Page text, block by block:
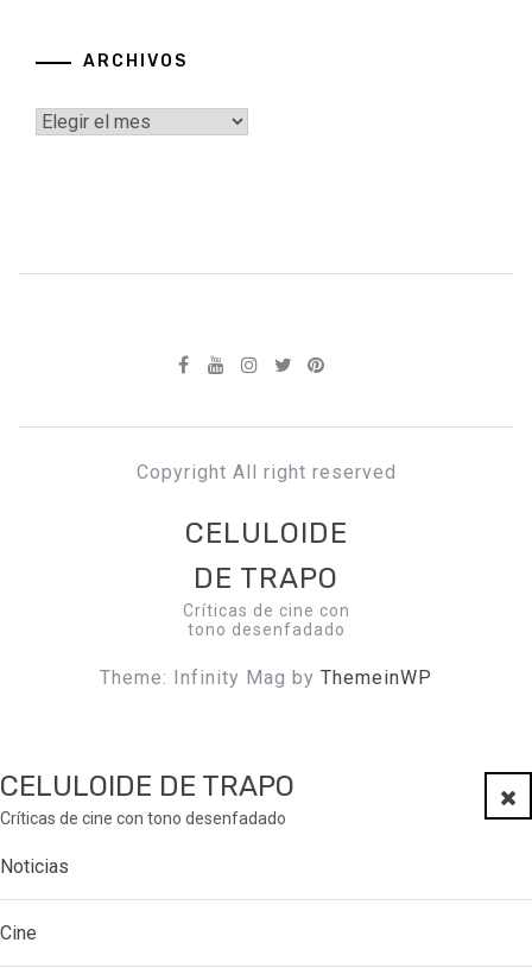
ARCHIVOS
Archivos
Copyright All right reserved
CELULOIDE
DE TRAPO
Críticas de cine con
tono desenfadado
Theme: Infinity Mag by ThemeinWP
CELULOIDE DE TRAPO
Críticas de cine con tono desenfadado
Noticias
Cine